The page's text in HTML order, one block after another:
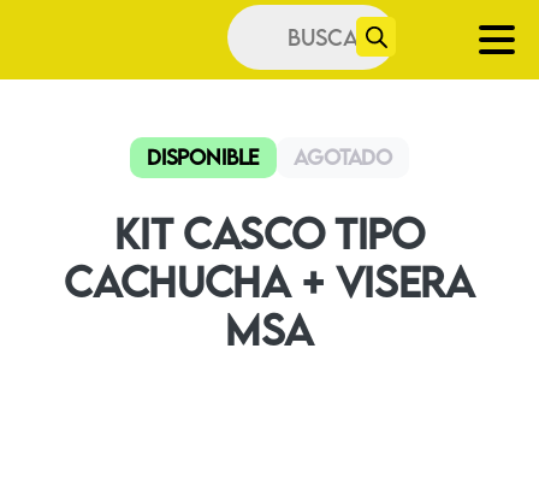
Búsqueda
de
productos
Disponible Agotado
Kit Casco Tipo
Cachucha + Visera
MSA